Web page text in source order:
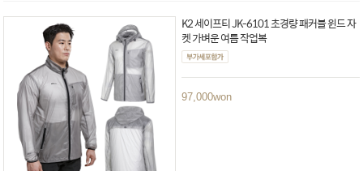
K2 세이프티 JK-6101 초경량 패커블 윈드 자
켓 가벼운 여름 작업복
97,000won